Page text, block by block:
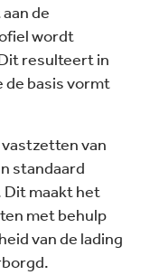
de
wordt
resulteert in
de basis vormt
van
standaard
Dit maakt het
met behulp
van de lading